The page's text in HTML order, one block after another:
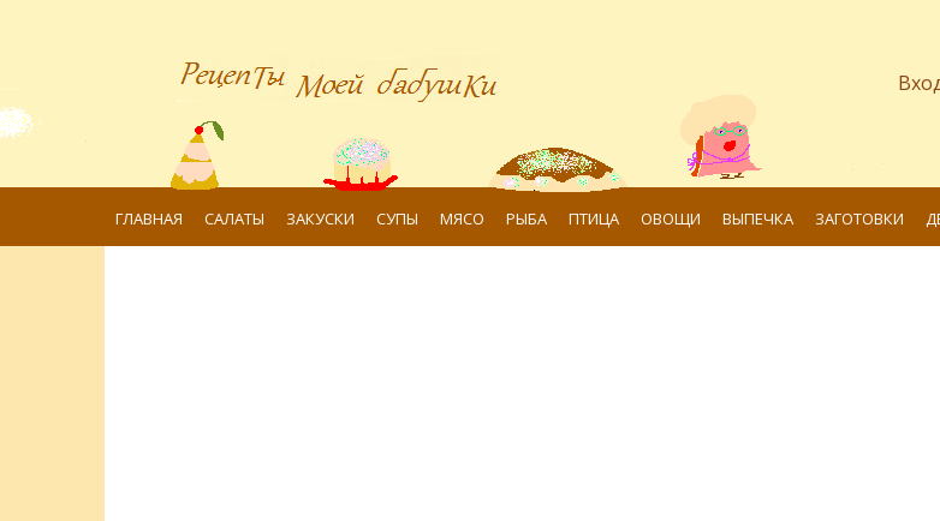
ГЛАВНАЯ САЛАТЫ ЗАКУСКИ СУПЫ МЯСО РЫБА ПТИЦА ОВОЩИ ВЫПЕЧКА ЗАГОТОВКИ